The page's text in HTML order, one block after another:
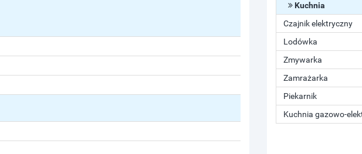
Kuchnia
Czajnik elektryczny
Lodówka
Zmywarka
Zamrażarka
Piekarnik
Kuchnia gazowo-